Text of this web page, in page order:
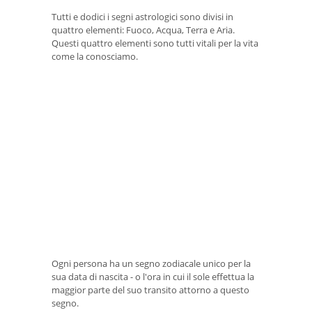
Tutti e dodici i segni astrologici sono divisi in
quattro elementi: Fuoco, Acqua, Terra e Aria.
Questi quattro elementi sono tutti vitali per la vita
come la conosciamo.
Ogni persona ha un segno zodiacale unico per la
sua data di nascita - o l'ora in cui il sole effettua la
maggior parte del suo transito attorno a questo
segno.